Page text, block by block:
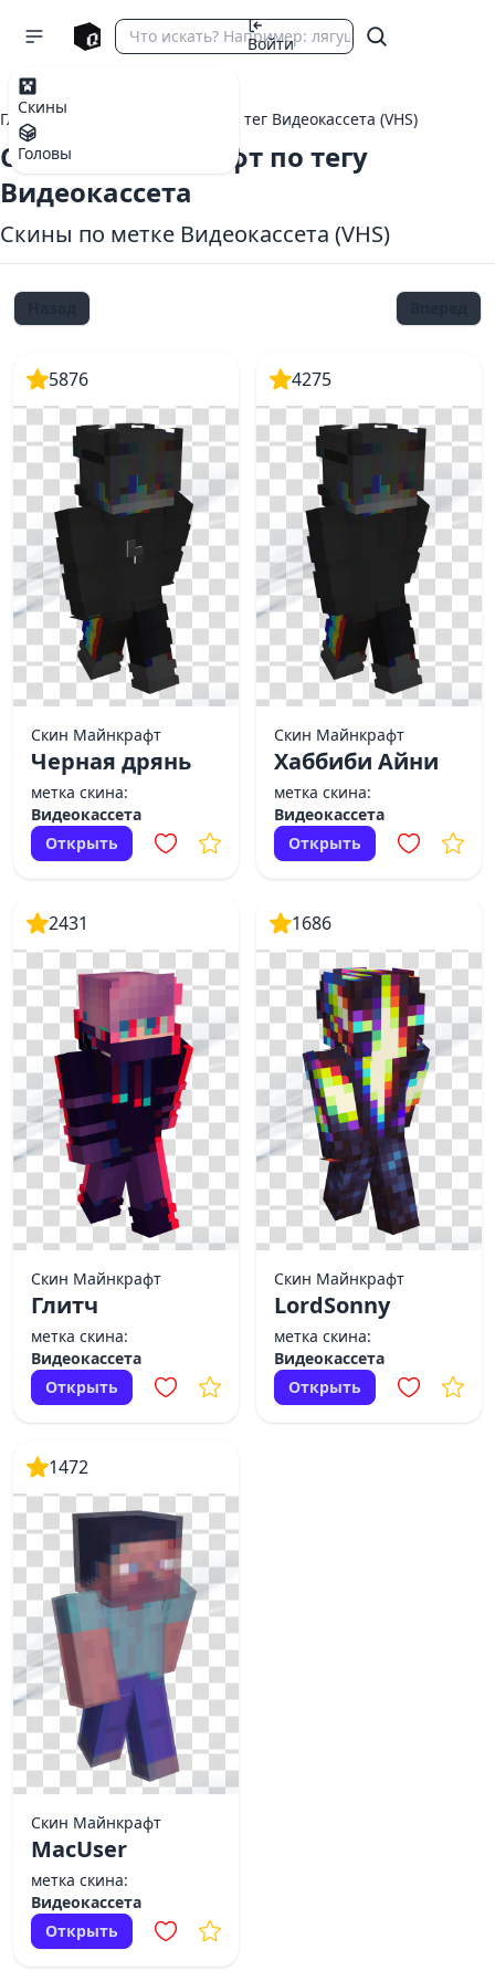
Скины
Головы
Войти
Главная тег Видеокассета (VHS)
Скины Майнкрафт по тегу
Видеокассета
Скины по метке Видеокассета (VHS)
5876
Скин Майнкрафт
Черная дрянь
метка скина:
Видеокассета
Открыть
4275
Скин Майнкрафт
Хаббиби Айни
метка скина:
Видеокассета
Открыть
2431
Скин Майнкрафт
Глитч
метка скина:
Видеокассета
Открыть
1686
Скин Майнкрафт
LordSonny
метка скина:
Видеокассета
Открыть
1472
Скин Майнкрафт
MacUser
метка скина:
Видеокассета
Открыть